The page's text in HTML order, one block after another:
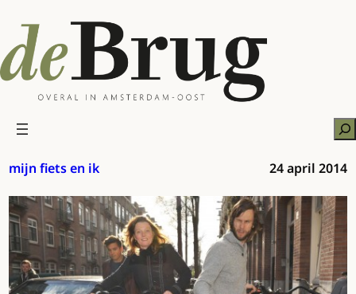
naar
de
inhoud
mijn fiets en ik 24 april 2014